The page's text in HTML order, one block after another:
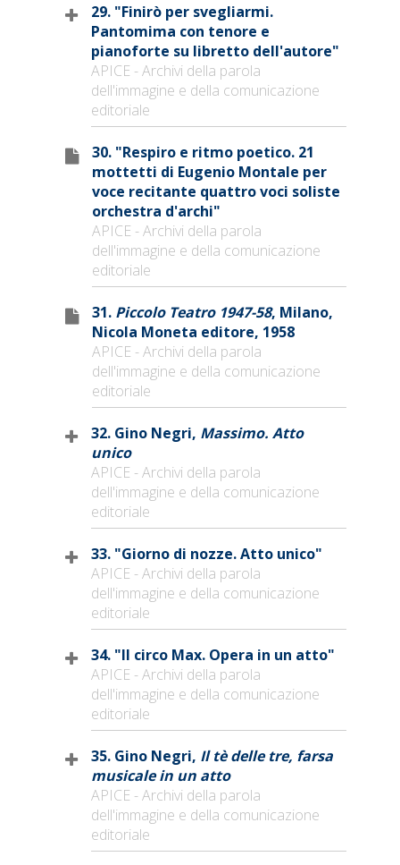
29. "Finirò per svegliarmi.
Pantomima con tenore e
pianoforte su libretto dell'autore"
APICE - Archivi della parola
dell'immagine e della comunicazione
editoriale
30. "Respiro e ritmo poetico. 21
mottetti di Eugenio Montale per
voce recitante quattro voci soliste
orchestra d'archi"
APICE - Archivi della parola
dell'immagine e della comunicazione
editoriale
31. Piccolo Teatro 1947-58, Milano,
Nicola Moneta editore, 1958
APICE - Archivi della parola
dell'immagine e della comunicazione
editoriale
32. Gino Negri, Massimo. Atto
unico
APICE - Archivi della parola
dell'immagine e della comunicazione
editoriale
33. "Giorno di nozze. Atto unico"
APICE - Archivi della parola
dell'immagine e della comunicazione
editoriale
34. "Il circo Max. Opera in un atto"
APICE - Archivi della parola
dell'immagine e della comunicazione
editoriale
35. Gino Negri, Il tè delle tre, farsa
musicale in un atto
APICE - Archivi della parola
dell'immagine e della comunicazione
editoriale